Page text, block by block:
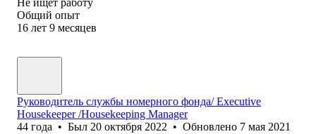
Общий опыт
16 лет 9 месяцев
Руководитель службы номерного фонда/ Executive
Housekeeper /Housekeeping Manager
44 года • Был 20 октября 2022 • Обновлено 7 мая 2021